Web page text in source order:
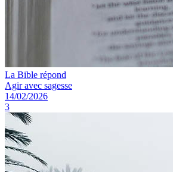
La Bible répond
Agir avec sagesse
14/02/2026
3